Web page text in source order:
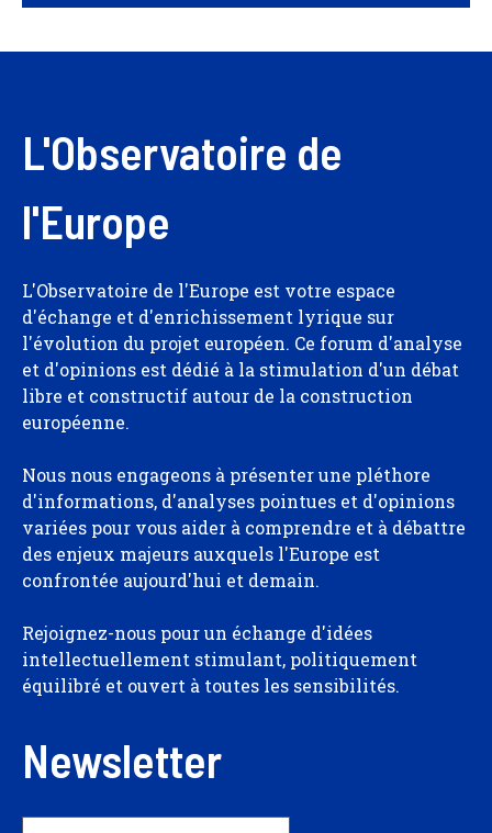
L'Observatoire de
l'Europe
L'Observatoire de l'Europe est votre espace
d'échange et d'enrichissement lyrique sur
l'évolution du projet européen. Ce forum d'analyse
et d'opinions est dédié à la stimulation d'un débat
libre et constructif autour de la construction
européenne.
Nous nous engageons à présenter une pléthore
d'informations, d'analyses pointues et d'opinions
variées pour vous aider à comprendre et à débattre
des enjeux majeurs auxquels l'Europe est
confrontée aujourd'hui et demain.
Rejoignez-nous pour un échange d'idées
intellectuellement stimulant, politiquement
équilibré et ouvert à toutes les sensibilités.
Newsletter